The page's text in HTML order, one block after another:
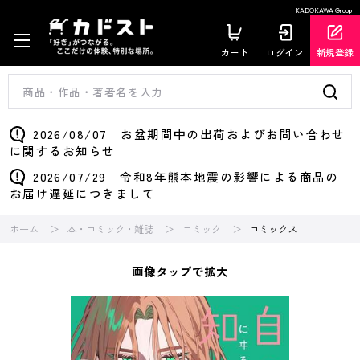
KADOKAWA Group
カート ログイン 新規登録
2026/08/07 お盆期間中の出荷およびお問い合わせ
に関するお知らせ
2026/07/29 令和8年熊本地震の影響による商品の
お届け遅延につきまして
ホーム 本・コミック・雑誌 コミック コミックス
画像タップで拡大